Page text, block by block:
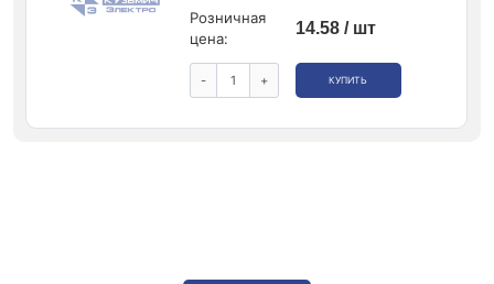
Розничная
цена:
14.58 / шт
- + КУПИТЬ